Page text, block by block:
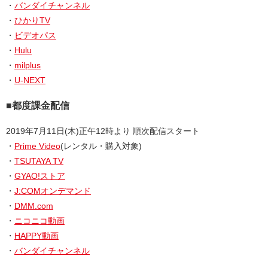
・ バンダイチャンネル
・ ひかりTV
・ ビデオパス
・ Hulu
・ milplus
・ U-NEXT
■都度課金配信
2019年7月11日(木)正午12時より 順次配信スタート
・ Prime Video(レンタル・購入対象)
・ TSUTAYA TV
・ GYAO!ストア
・ J:COMオンデマンド
・ DMM.com
・ ニコニコ動画
・ HAPPY動画
・ バンダイチャンネル